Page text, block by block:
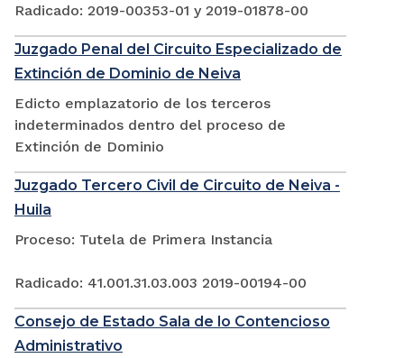
Radicado: 2019-00353-01 y 2019-01878-00
Juzgado Penal del Circuito Especializado de
Extinción de Dominio de Neiva
Edicto emplazatorio de los terceros
indeterminados dentro del proceso de
Extinción de Dominio
Juzgado Tercero Civil de Circuito de Neiva -
Huila
Proceso: Tutela de Primera Instancia
Radicado: 41.001.31.03.003 2019-00194-00
Consejo de Estado Sala de lo Contencioso
Administrativo